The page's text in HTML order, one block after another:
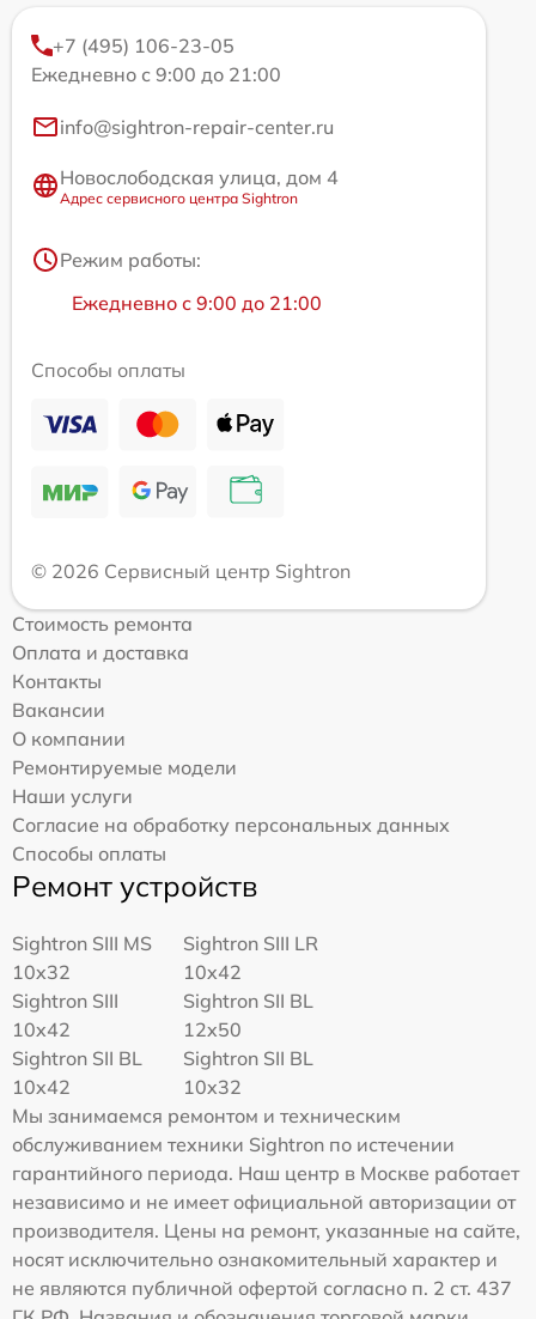
+7 (495) 106-23-05
Ежедневно с 9:00 до 21:00
info@sightron-repair-center.ru
Новослободская улица, дом 4
Адрес сервисного центра Sightron
Режим работы:
Ежедневно с 9:00 до 21:00
Способы оплаты
© 2026 Сервисный центр Sightron
Стоимость ремонта
Оплата и доставка
Контакты
Вакансии
О компании
Ремонтируемые модели
Наши услуги
Согласие на обработку персональных данных
Способы оплаты
Ремонт устройств
Sightron SIII MS
10x32
Sightron SIII LR
10x42
Sightron SIII
10x42
Sightron SII BL
12x50
Sightron SII BL
10x42
Sightron SII BL
10x32
Мы занимаемся ремонтом и техническим
обслуживанием техники Sightron по истечении
гарантийного периода. Наш центр в Москве работает
независимо и не имеет официальной авторизации от
производителя. Цены на ремонт, указанные на сайте,
носят исключительно ознакомительный характер и
не являются публичной офертой согласно п. 2 ст. 437